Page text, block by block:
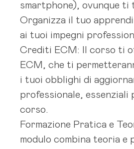
smartphone), ovunque ti
Organizza il tuo
ai tuoi impegni
Crediti ECM: Il corso ti
ECM, che ti
i tuoi obblighi di
professionale, essenziali
corso.
Formazione Pratica e
modulo combina teoria e